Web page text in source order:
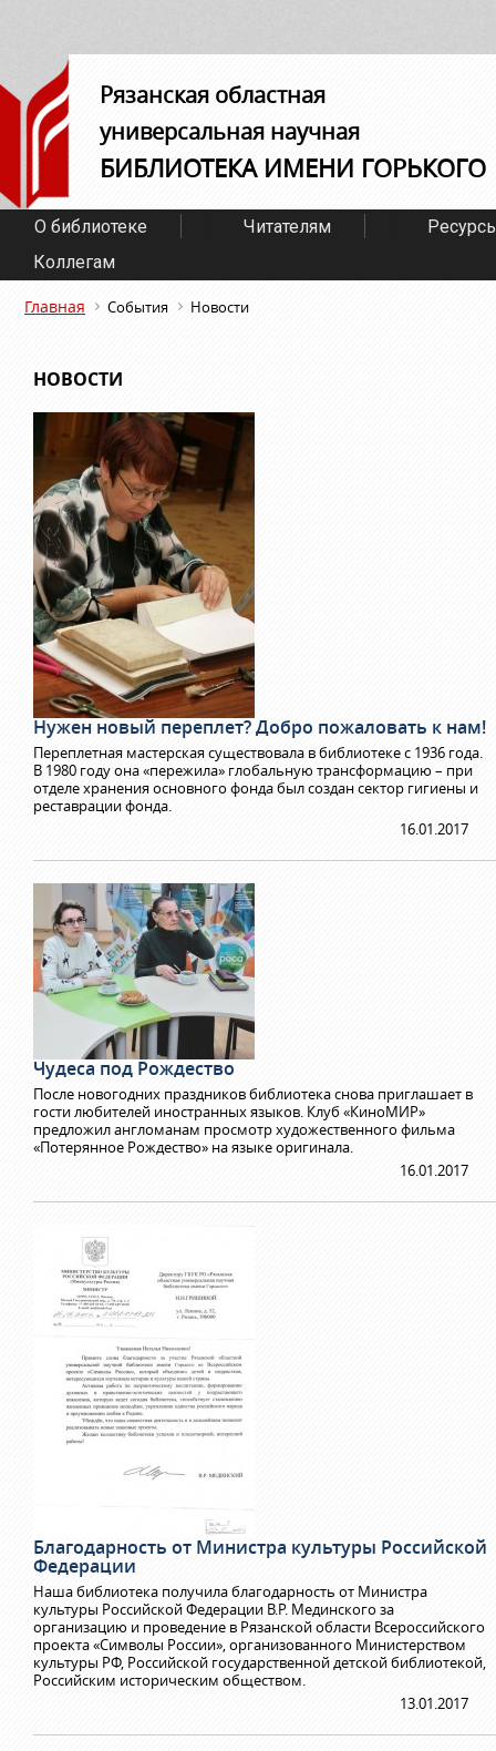
Рязанская областная
универсальная научная
БИБЛИОТЕКА ИМЕНИ ГОРЬКОГО
О библиотеке Читателям
Коллегам
Главная События Новости
НОВОСТИ
Нужен новый переплет? Добро пожаловать к нам!
Переплетная мастерская существовала в библиотеке с 1936 года.
В 1980 году она «пережила» глобальную трансформацию – при
отделе хранения основного фонда был создан сектор гигиены и
реставрации фонда.
16.01.2017
Чудеса под Рождество
После новогодних праздников библиотека снова приглашает в
гости любителей иностранных языков. Клуб «КиноМИР»
предложил англоманам просмотр художественного фильма
«Потерянное Рождество» на языке оригинала.
16.01.2017
Благодарность от Министра культуры Российской
Федерации
Наша библиотека получила благодарность от Министра
культуры Российской Федерации В.Р. Мединского за
организацию и проведение в Рязанской области Всероссийского
проекта «Символы России», организованного Министерством
культуры РФ, Российской государственной детской библиотекой,
Российским историческим обществом.
13.01.2017